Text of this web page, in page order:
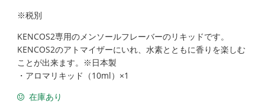
※税別
KENCOS2専用のメンソールフレーバーのリキッドです。
KENCOS2のアトマイザーにいれ、水素とともに香りを楽しむ
ことが出来ます。※日本製
・アロマリキッド（10ml）×1
在庫あり